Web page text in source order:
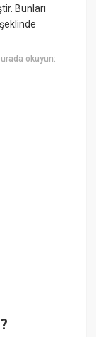
Bunları
okuyun: